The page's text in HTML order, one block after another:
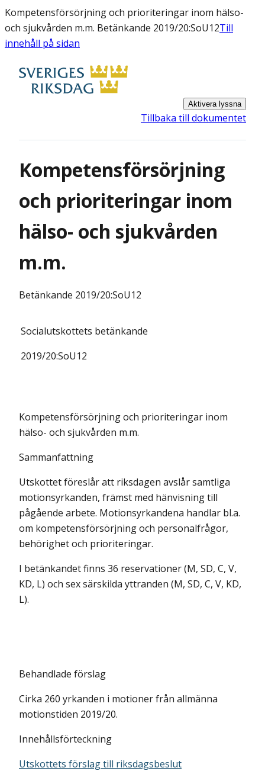
Kompetensförsörjning och prioriteringar inom hälso-
och sjukvården m.m. Betänkande 2019/20:SoU12Till
innehåll på sidan
Aktivera lyssna
Tillbaka till dokumentet
Kompetensförsörjning
och prioriteringar inom
hälso- och sjukvården
m.m.
Betänkande 2019/20:SoU12
Socialutskottets betänkande
2019/20:SoU12
Kompetensförsörjning och prioriteringar inom
hälso- och sjukvården m.m.
Sammanfattning
Utskottet föreslår att riksdagen avslår samtliga
motionsyrkanden, främst med hänvisning till
pågående arbete. Motionsyrkandena handlar bl.a.
om kompetensförsörjning och personalfrågor,
behörighet och prioriteringar.
I betänkandet finns 36 reservationer (M, SD, C, V,
KD, L) och sex särskilda yttranden (M, SD, C, V, KD,
L).
Behandlade förslag
Cirka 260 yrkanden i motioner från allmänna
motionstiden 2019/20.
Innehållsförteckning
Utskottets förslag till riksdagsbeslut